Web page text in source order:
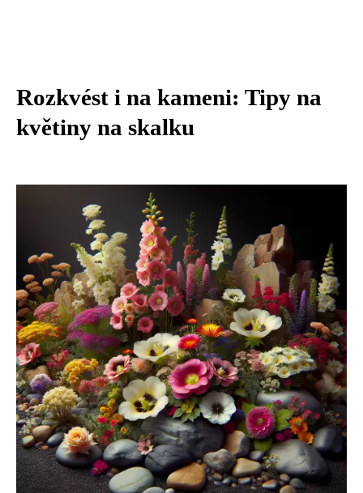
Rozkvést i na kameni: Tipy na
květiny na skalku